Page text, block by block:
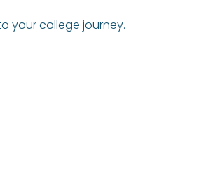
your college journey.